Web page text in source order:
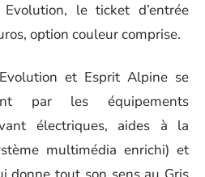
le ticket d’entrée
option couleur comprise.
et Esprit Alpine se
par les équipements
électriques, aides à la
multimédia enrichi) et